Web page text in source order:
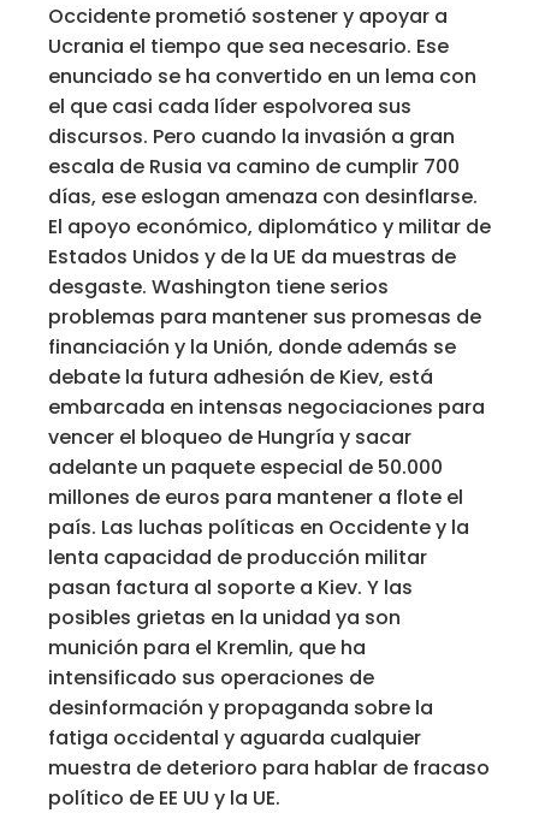
Occidente prometió sostener y apoyar a
Ucrania el tiempo que sea necesario. Ese
enunciado se ha convertido en un lema con
el que casi cada líder espolvorea sus
discursos. Pero cuando la invasión a gran
escala de Rusia va camino de cumplir 700
días, ese eslogan amenaza con desinflarse.
El apoyo económico, diplomático y militar de
Estados Unidos y de la UE da muestras de
desgaste. Washington tiene serios
problemas para mantener sus promesas de
financiación y la Unión, donde además se
debate la futura adhesión de Kiev, está
embarcada en intensas negociaciones para
vencer el bloqueo de Hungría y sacar
adelante un paquete especial de 50.000
millones de euros para mantener a flote el
país. Las luchas políticas en Occidente y la
lenta capacidad de producción militar
pasan factura al soporte a Kiev. Y las
posibles grietas en la unidad ya son
munición para el Kremlin, que ha
intensificado sus operaciones de
desinformación y propaganda sobre la
fatiga occidental y aguarda cualquier
muestra de deterioro para hablar de fracaso
político de EE UU y la UE.